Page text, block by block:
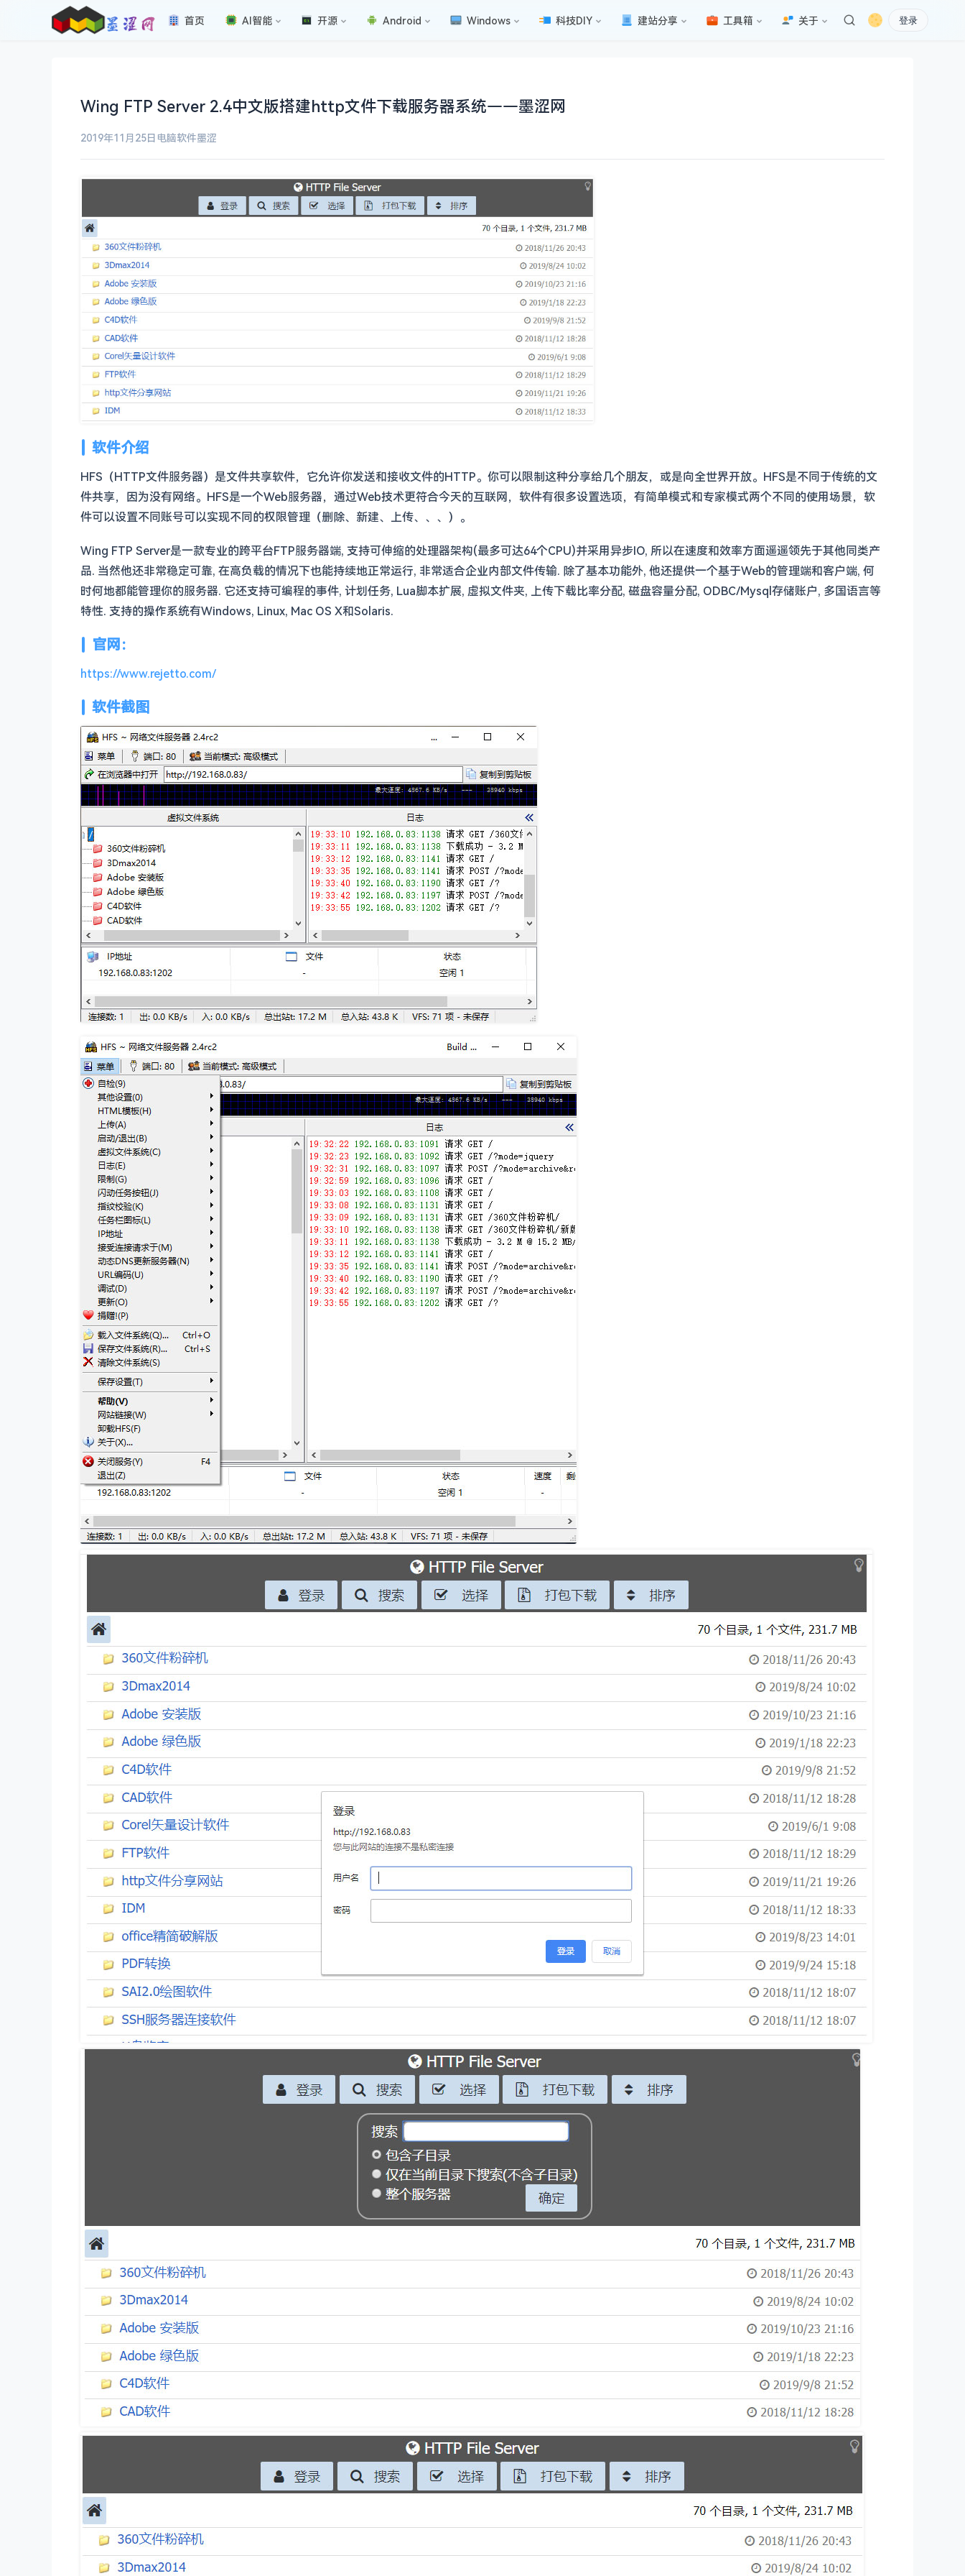
首页 AI智能 开源 Android Windows 科技DIY 建站分享 工具箱 关于 登录
Wing FTP Server 2.4中文版搭建http文件下载服务器系统——墨涩网
2019年11月25日 电脑软件墨涩
软件介绍
HFS（HTTP文件服务器）是文件共享软件，它允许你发送和接收文件的HTTP。你可以限制这种分享给几个朋友，或是向全世界开放。HFS是不同于传统的文
件共享，因为没有网络。HFS是一个Web服务器，通过Web技术更符合今天的互联网，软件有很多设置选项，有简单模式和专家模式两个不同的使用场景，软
件可以设置不同账号可以实现不同的权限管理（删除、新建、上传、、、）。
Wing FTP Server是一款专业的跨平台FTP服务器端, 支持可伸缩的处理器架构(最多可达64个CPU)并采用异步IO, 所以在速度和效率方面遥遥领先于其他同类产
品. 当然他还非常稳定可靠, 在高负载的情况下也能持续地正常运行, 非常适合企业内部文件传输. 除了基本功能外, 他还提供一个基于Web的管理端和客户端, 何
时何地都能管理你的服务器. 它还支持可编程的事件, 计划任务, Lua脚本扩展, 虚拟文件夹, 上传下载比率分配, 磁盘容量分配, ODBC/Mysql存储账户, 多国语言等
特性. 支持的操作系统有Windows, Linux, Mac OS X和Solaris.
官网：
https://www.rejetto.com/
软件截图